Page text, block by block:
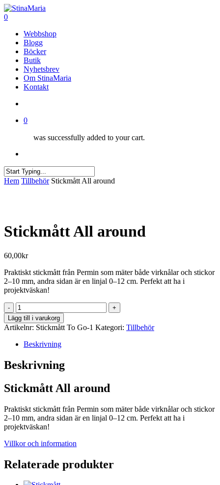
Skip
to
content
search
0
Webbshop
Blogg
Böcker
Butik
Nyhetsbrev
Om StinaMaria
Kontakt
0
was successfully added to your cart.
Close
Hem Tillbehör Stickmått All around
Stickmått All around
60,00kr
Praktiskt stickmått från Permin som mäter både virknålar och stickor
2–10 mm, andra sidan är en linjal 0–12 cm. Perfekt att ha i
projektväskan!
Stickmått
All
around
mängd
Lägg till i varukorg
Artikelnr: Stickmått To Go-1 Kategori: Tillbehör
Beskrivning
Beskrivning
Stickmått All around
Praktiskt stickmått från Permin som mäter både virknålar och stickor
2–10 mm, andra sidan är en linjal 0–12 cm. Perfekt att ha i
projektväskan!
Villkor och information
Relaterade produkter